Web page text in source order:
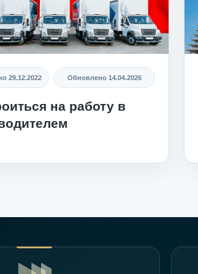
29.12.2022 Обновлено 14.04.2026
на работу в